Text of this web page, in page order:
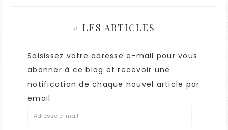
# LES ARTICLES
Saisissez votre adresse e-mail pour vous
abonner à ce blog et recevoir une
notification de chaque nouvel article par
email.